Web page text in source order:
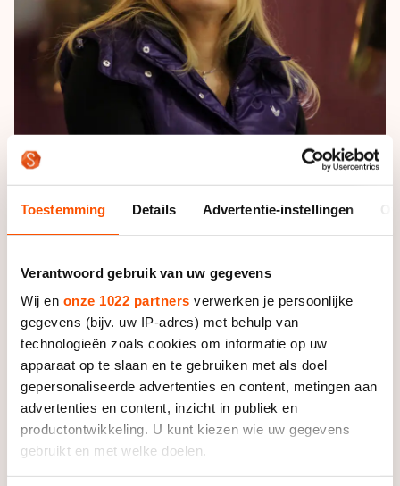
Toestemming Details Advertentie-instellingen
Verantwoord gebruik van uw gegevens
Wij en onze 1022 partners verwerken je persoonlijke
gegevens (bijv. uw IP-adres) met behulp van
technologieën zoals cookies om informatie op uw
apparaat op te slaan en te gebruiken met als doel
gepersonaliseerde advertenties en content, metingen aan
advertenties en content, inzicht in publiek en
productontwikkeling. U kunt kiezen wie uw gegevens
gebruikt en met welke doelen.
Foto: Neeke Smit
Wild zal met de groep van twaalf rijders beginnen aan
de voorbereidingen voor het komende
schaatsseizoen. Hij had als trainer eerder succes bij de
junioren, zo had hij onder anderen Robert Lehmann en
Leia Behlau onder zijn hoede. De opvolger van Wild is
ook al bekend. Meervoudig Duits kampioen Andreas
Behr zal de jeugd gaan trainen.
"Peter Wild heeft veel trainingsmethoden van Stephan